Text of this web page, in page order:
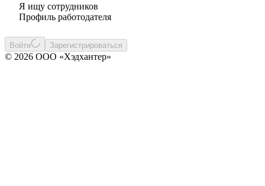
Я ищу сотрудников
Профиль работодателя
Войти Зарегистрироваться
© 2026 ООО «Хэдхантер»